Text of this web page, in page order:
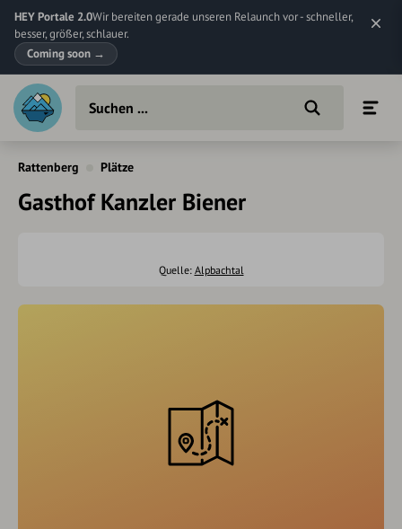
HEY Portale 2.0Wir bereiten gerade unseren Relaunch vor - schneller,
besser, größer, schlauer.
Coming soon →
Rattenberg Plätze
Gasthof Kanzler Biener
Quelle: Alpbachtal